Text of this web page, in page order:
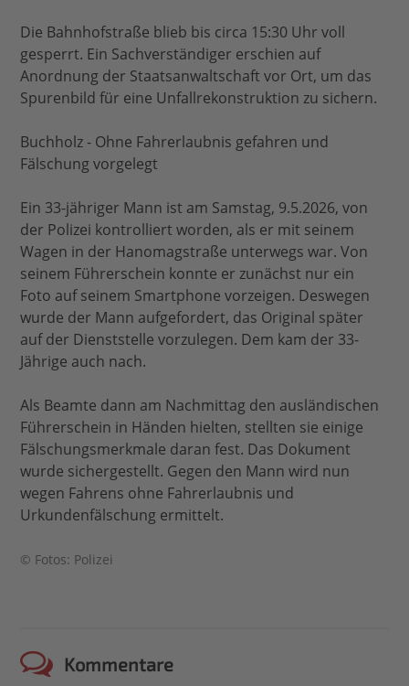
Die Bahnhofstraße blieb bis circa 15:30 Uhr voll
gesperrt. Ein Sachverständiger erschien auf
Anordnung der Staatsanwaltschaft vor Ort, um das
Spurenbild für eine Unfallrekonstruktion zu sichern.
Buchholz - Ohne Fahrerlaubnis gefahren und
Fälschung vorgelegt
Ein 33-jähriger Mann ist am Samstag, 9.5.2026, von
der Polizei kontrolliert worden, als er mit seinem
Wagen in der Hanomagstraße unterwegs war. Von
seinem Führerschein konnte er zunächst nur ein
Foto auf seinem Smartphone vorzeigen. Deswegen
wurde der Mann aufgefordert, das Original später
auf der Dienststelle vorzulegen. Dem kam der 33-
Jährige auch nach.
Als Beamte dann am Nachmittag den ausländischen
Führerschein in Händen hielten, stellten sie einige
Fälschungsmerkmale daran fest. Das Dokument
wurde sichergestellt. Gegen den Mann wird nun
wegen Fahrens ohne Fahrerlaubnis und
Urkundenfälschung ermittelt.
© Fotos: Polizei
Kommentare